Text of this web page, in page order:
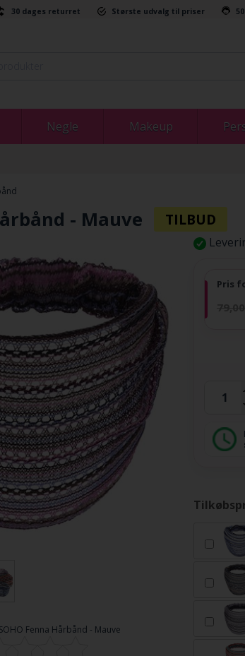
30 dages returret Største udvalg til priser
Negle Makeup
- Mauve
SOHO Fenna Hårbånd - Mauve
Pris